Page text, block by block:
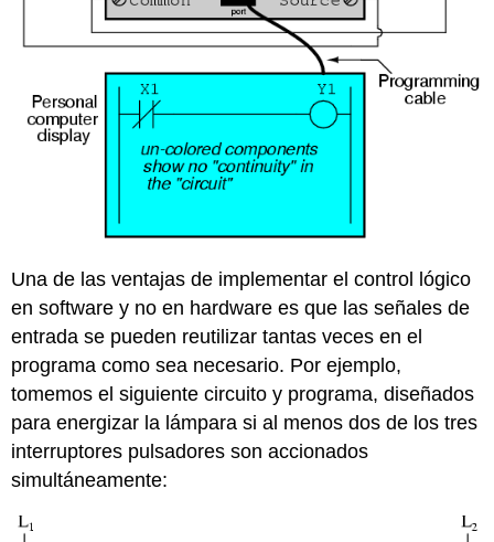
Una de las ventajas de implementar el control lógico
en software y no en hardware es que las señales de
entrada se pueden reutilizar tantas veces en el
programa como sea necesario. Por ejemplo,
tomemos el siguiente circuito y programa, diseñados
para energizar la lámpara si al menos dos de los tres
interruptores pulsadores son accionados
simultáneamente: